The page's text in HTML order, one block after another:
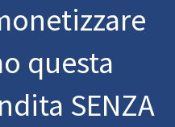
questa
SENZA